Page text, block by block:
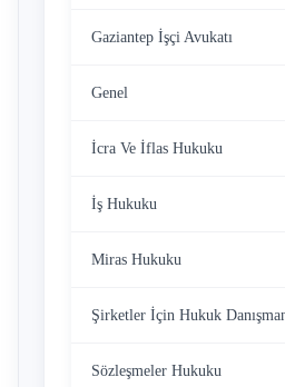
Gaziantep İşçi Avukatı
Genel
İcra Ve İflas Hukuku
İş Hukuku
Miras Hukuku
Şirketler İçin Hukuk
Sözleşmeler Hukuku